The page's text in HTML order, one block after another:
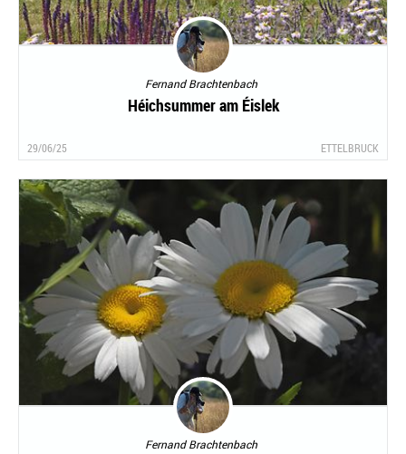
Fernand Brachtenbach
Héichsummer am Éislek
29/06/25 ETTELBRUCK
Fernand Brachtenbach